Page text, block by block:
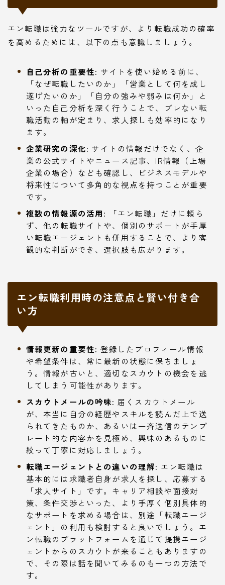
エン転職は強力なツールですが、より転職成功の確率
を高めるためには、以下の点も意識しましょう。
自己分析の重要性: サイトを使い始める前に、
「なぜ転職したいのか」「営業として何を成し
遂げたいのか」「自分の強みや弱みは何か」と
いった自己分析を深く行うことで、ブレない転
職活動の軸が定まり、求人探しも効率的になり
ます。
企業研究の深化: サイトの情報だけでなく、企
業の公式サイトやニュース記事、IR情報（上場
企業の場合）なども確認し、ビジネスモデルや
将来性について多角的な視点を持つことが重要
です。
複数の情報源の活用:
「エン転職」だけに頼ら
ず、他の転職サイトや、個別のサポートが手厚
い転職エージェントも併用することで、より客
観的な判断ができ、選択肢も広がります。
エン転職利用時の注意点と賢い付き合
い方
情報更新の重要性: 登録したプロフィール情報
や希望条件は、常に最新の状態に保ちましょ
う。情報が古いと、適切なスカウトの機会を逃
してしまう可能性があります。
スカウトメールの吟味: 届くスカウトメール
が、本当に自分の経歴やスキルを読んだ上で送
られてきたものか、あるいは一斉送信のテンプ
レート的な内容かを見極め、興味のあるものに
絞って丁寧に対応しましょう。
転職エージェントとの違いの理解: エン転職は
基本的には求職者自身が求人を探し、応募する
「求人サイト」です。キャリア相談や面接対
策、条件交渉といった、より手厚く個別具体的
なサポートを求める場合は、別途「転職エージ
ェント」の利用も検討すると良いでしょう。エ
ン転職のプラットフォームを通じて提携エージ
ェントからのスカウトが来ることもありますの
で、その際は話を聞いてみるのも一つの方法で
す。